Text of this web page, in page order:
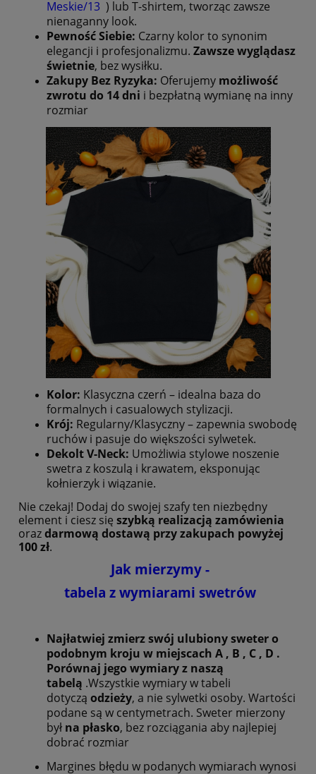
Meskie/13 ) lub T-shirtem, tworząc zawsze
nienaganny look.
Pewność Siebie: Czarny kolor to synonim
elegancji i profesjonalizmu. Zawsze wyglądasz
świetnie, bez wysiłku.
Zakupy Bez Ryzyka: Oferujemy możliwość
zwrotu do 14 dni i bezpłatną wymianę na inny
rozmiar
Kolor: Klasyczna czerń – idealna baza do
formalnych i casualowych stylizacji.
Krój: Regularny/Klasyczny – zapewnia swobodę
ruchów i pasuje do większości sylwetek.
Dekolt V-Neck: Umożliwia stylowe noszenie
swetra z koszulą i krawatem, eksponując
kołnierzyk i wiązanie.
Nie czekaj! Dodaj do swojej szafy ten niezbędny
element i ciesz się szybką realizacją zamówienia
orazdarmową dostawą przy zakupach powyżej
100 zł.
Jak mierzymy -
tabela z wymiarami swetrów
Najłatwiej zmierz swój ulubiony sweter o
podobnym kroju w miejscach A , B , C , D .
Porównaj jego wymiary z naszą
tabelą .Wszystkie wymiary w tabeli
dotyczą odzieży, a nie sylwetki osoby. Wartości
podane są w centymetrach. Sweter mierzony
był na płasko, bez rozciągania aby najlepiej
dobrać rozmiar
Margines błędu w podanych wymiarach wynosi